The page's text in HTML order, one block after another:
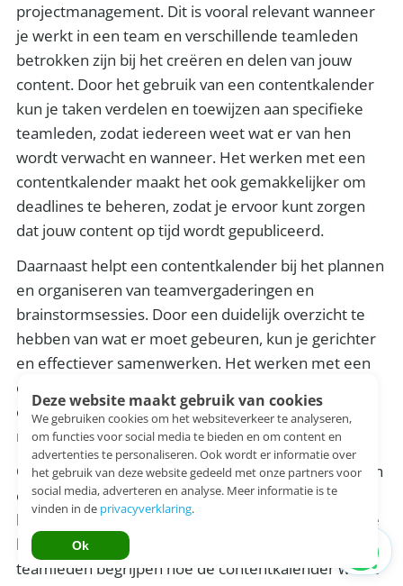
projectmanagement. Dit is vooral relevant wanneer
je werkt in een team en verschillende teamleden
betrokken zijn bij het creëren en delen van jouw
content. Door het gebruik van een contentkalender
kun je taken verdelen en toewijzen aan specifieke
teamleden, zodat iedereen weet wat er van hen
wordt verwacht en wanneer. Het werken met een
contentkalender maakt het ook gemakkelijker om
deadlines te beheren, zodat je ervoor kunt zorgen
dat jouw content op tijd wordt gepubliceerd.
Daarnaast helpt een contentkalender bij het plannen
en organiseren van teamvergaderingen en
brainstormsessies. Door een duidelijk overzicht te
hebben van wat er moet gebeuren, kun je gerichter
en effectiever samenwerken. Het werken met een
contentkalender bevordert de samenwerking en
efficiëntie van jouw team, wat leidt tot betere
resultaten en een hogere ROI.
Om optimaal te profiteren van de voordelen van een
contentkalender als projectmanagementtool, is het
belangrijk om duidelijke richtlijnen en procedures te
hebben voor het gebruik ervan. Zorg ervoor dat alle
teamleden begrijpen hoe de contentkalender werkt
Deze website maakt gebruik van cookies
We gebruiken cookies om het websiteverkeer te analyseren,
om functies voor social media te bieden en om content en
advertenties te personaliseren. Ook wordt er informatie over
het gebruik van deze website gedeeld met onze partners voor
social media, adverteren en analyse. Meer informatie is te
vinden in de privacyverklaring.
Ok